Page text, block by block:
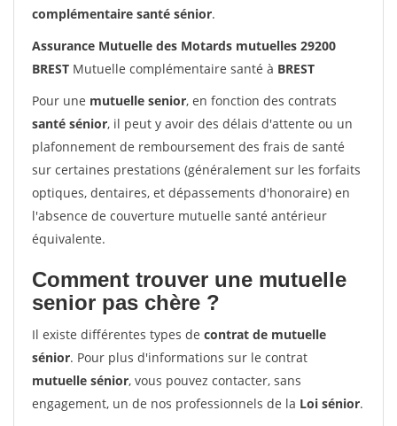
complémentaire santé sénior.
Assurance Mutuelle des Motards mutuelles 29200
BREST Mutuelle complémentaire santé à BREST
Pour une mutuelle senior, en fonction des contrats
santé sénior, il peut y avoir des délais d'attente ou un
plafonnement de remboursement des frais de santé
sur certaines prestations (généralement sur les forfaits
optiques, dentaires, et dépassements d'honoraire) en
l'absence de couverture mutuelle santé antérieur
équivalente.
Comment trouver une mutuelle
senior pas chère ?
Il existe différentes types de contrat de mutuelle
sénior. Pour plus d'informations sur le contrat
mutuelle sénior, vous pouvez contacter, sans
engagement, un de nos professionnels de la Loi sénior.